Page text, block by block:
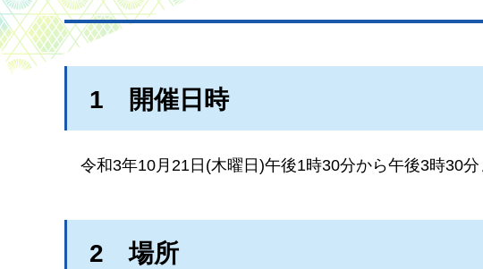
1 開催日時
令和3年10月21日(木曜日)午後1時30分から午後3時30分
2 場所